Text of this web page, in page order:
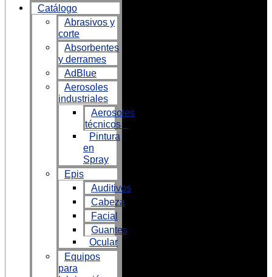
Catálogo
Abrasivos y
corte
Absorbentes
y derrames
AdBlue
Aerosoles
industriales
Aerosoles
técnicos
Pintura
en
Spray
Epis
Auditivos
Cabeza
Facial
Guantes
Ocular
Equipos
para